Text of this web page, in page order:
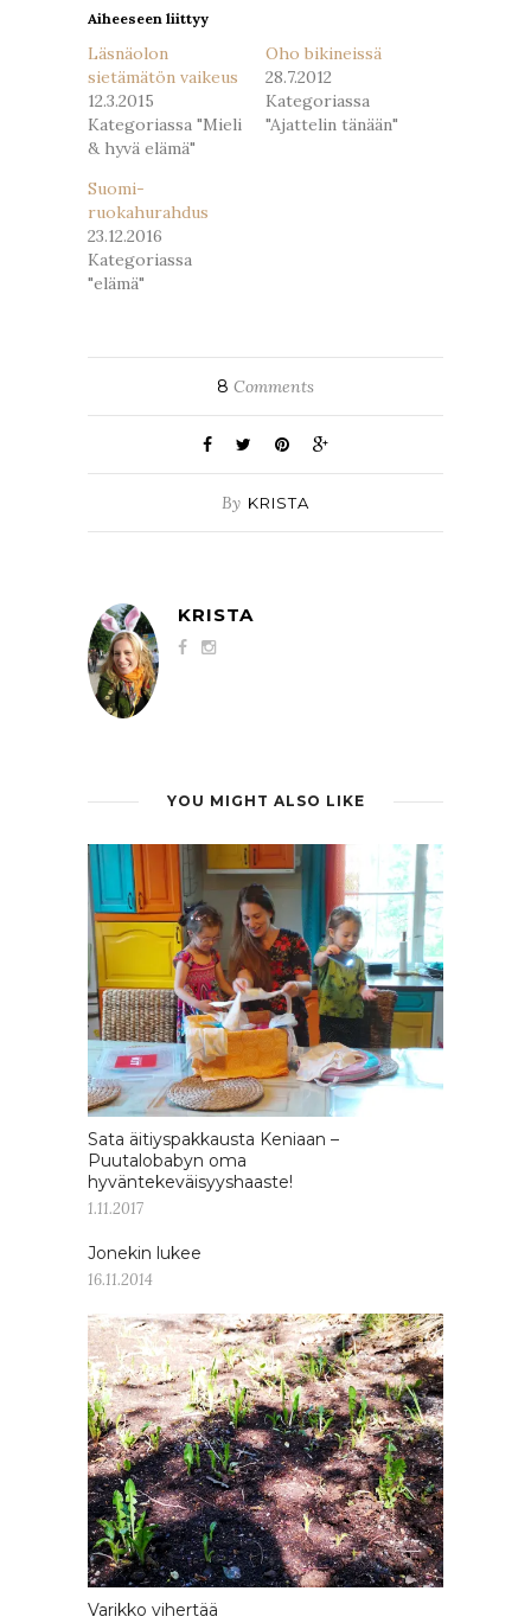
Aiheeseen liittyy
Läsnäolon
sietämätön vaikeus
12.3.2015
Kategoriassa "Mieli
& hyvä elämä"
Oho bikineissä
28.7.2012
Kategoriassa
"Ajattelin tänään"
Suomi-
ruokahurahdus
23.12.2016
Kategoriassa
"elämä"
8 Comments
By KRISTA
KRISTA
YOU MIGHT ALSO LIKE
Sata äitiyspakkausta Keniaan –
Puutalobabyn oma
hyväntekeväisyyshaaste!
1.11.2017
Jonekin lukee
16.11.2014
Varikko vihertää